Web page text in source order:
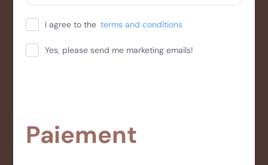
I agree to the terms and conditions
Yes, please send me marketing emails!
Paiement